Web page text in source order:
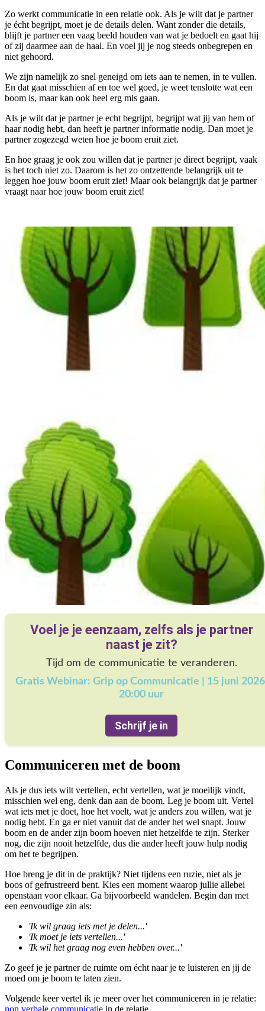
Zo werkt communicatie in een relatie ook. Als je wilt dat je partner
je écht begrijpt, moet je de details delen. Want zonder die details,
blijft je partner een vaag beeld houden van wat je bedoelt en gaat hij
of zij daarmee aan de haal. En voel jij je nog steeds onbegrepen en
niet gehoord.
We zijn namelijk zo snel geneigd om iets aan te nemen, in te vullen.
En dat gaat misschien af en toe wel goed, je weet tenslotte wat een
boom is, maar kan ook heel erg mis gaan.
Als je wilt dat je partner je echt begrijpt, begrijpt wat jij van hem of
haar nodig hebt, dan heeft je partner informatie nodig. Dan moet je
partner zogezegd weten hoe je boom eruit ziet.
En hoe graag je ook zou willen dat je partner je direct begrijpt, vaak
is het toch niet zo. Daarom is het zo ontzettende belangrijk uit te
leggen hoe jouw boom eruit ziet! Maar ook belangrijk dat je partner
vraagt naar hoe jouw boom eruit ziet!
Voel je je eenzaam, zelfs als je partner
naast je zit?
Tijd om de communicatie te veranderen.
Gratis Webinar: Grip op Communicatie | 15 juni
20:00 uur
Schrijf je in
Communiceren met de boom
Als je dus iets wilt vertellen, echt vertellen, wat je moeilijk vindt,
misschien wel eng, denk dan aan de boom. Leg je boom uit. Vertel
wat iets met je doet, hoe het voelt, wat je anders zou willen, wat je
nodig hebt. En ga er niet vanuit dat de ander het wel snapt. Jouw
boom en de ander zijn boom hoeven niet hetzelfde te zijn. Sterker
nog, die zijn nooit hetzelfde, dus die ander heeft jouw hulp nodig
om het te begrijpen.
Hoe breng je dit in de praktijk? Niet tijdens een ruzie, niet als je
boos of gefrustreerd bent. Kies een moment waarop jullie allebei
openstaan voor elkaar. Ga bijvoorbeeld wandelen. Begin dan met
een eenvoudige zin als:
'Ik wil graag iets met je delen...'
'Ik moet je iets vertellen...'
'Ik wil het graag nog even hebben over...'
Zo geef je je partner de ruimte om écht naar je te luisteren en jij de
moed om je boom te laten zien.
Volgende keer vertel ik je meer over het communiceren in je relatie: